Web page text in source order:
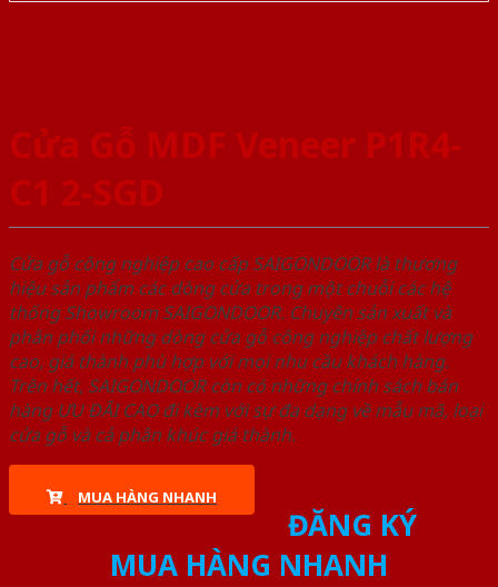
Cửa Gỗ MDF Veneer P1R4-
C1 2-SGD
Cửa gỗ công nghiệp cao cấp SAIGONDOOR là thương
hiệu sản phẩm các dòng cửa trong một chuỗi các hệ
thống Showroom SAIGONDOOR. Chuyên sản xuất và
phân phối những dòng cửa gỗ công nghiệp chất lượng
cao, giá thành phù hợp với mọi nhu cầu khách hàng.
Trên hết, SAIGONDOOR còn có những chính sách bán
hàng ƯU ĐÃI CAO đi kèm với sự đa dạng về mẫu mã, loại
cửa gỗ và cả phân khúc giá thành.
MUA HÀNG NHANH
ĐĂNG KÝ
MUA HÀNG NHANH